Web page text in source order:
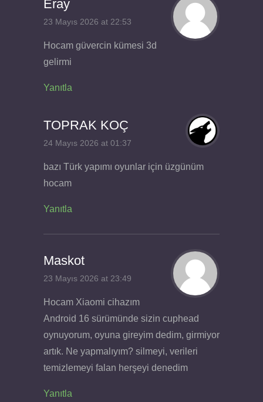
Eray
23 Mayıs 2026 at 22:53
Hocam güvercin kümesi 3d
gelirmi
Yanıtla
TOPRAK KOÇ
24 Mayıs 2026 at 01:37
bazı Türk yapımı oyunlar için üzgünüm
hocam
Yanıtla
Maskot
23 Mayıs 2026 at 23:49
Hocam Xiaomi cihazım
Android 16 sürümünde sizin cuphead
oynuyorum, oyuna gireyim dedim, girmiyor
artık. Ne yapmalıyım? silmeyi, verileri
temizlemeyi falan herşeyi denedim
Yanıtla